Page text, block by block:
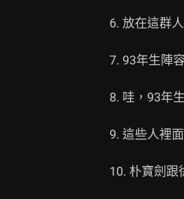
6. 放在這群
7. 93年生陣
8. 哇，93年
9. 這些人裡
10. 朴寶劍跟